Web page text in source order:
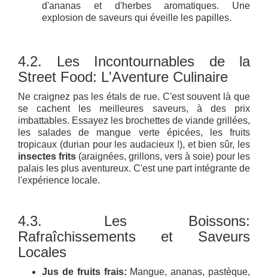
d'ananas et d'herbes aromatiques. Une
explosion de saveurs qui éveille les papilles.
4.2. Les Incontournables de la
Street Food: L'Aventure Culinaire
Ne craignez pas les étals de rue. C'est souvent là que
se cachent les meilleures saveurs, à des prix
imbattables. Essayez les brochettes de viande grillées,
les salades de mangue verte épicées, les fruits
tropicaux (durian pour les audacieux !), et bien sûr, les
insectes frits (araignées, grillons, vers à soie) pour les
palais les plus aventureux. C'est une part intégrante de
l'expérience locale.
4.3. Les Boissons:
Rafraîchissements et Saveurs
Locales
Jus de fruits frais: Mangue, ananas, pastèque,